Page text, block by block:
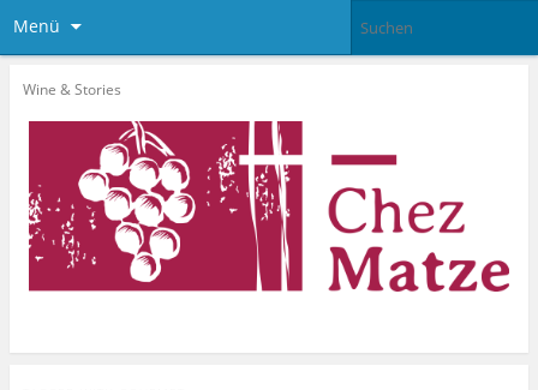
Menü
Wine & Stories